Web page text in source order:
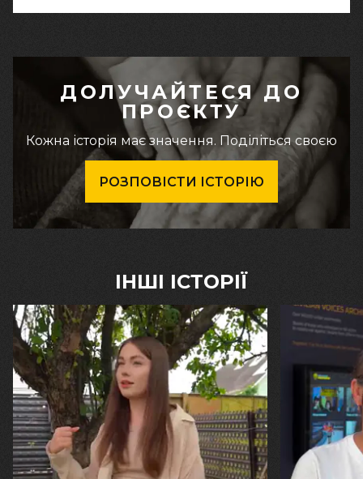
ДОЛУЧАЙТЕСЯ ДО
ПРОЄКТУ
Кожна історія має значення. Поділіться своєю
РОЗПОВІСТИ ІСТОРІЮ
ІНШІ ІСТОРІЇ
30.07.2026
29.07.2026